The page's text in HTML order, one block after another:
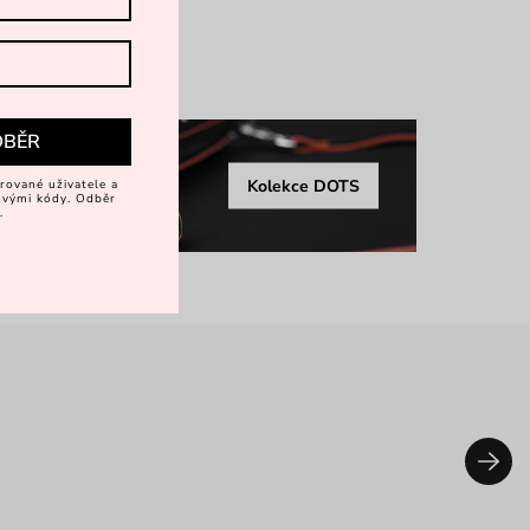
Kolekce DOTS
uživatele a
kódy. Odběr